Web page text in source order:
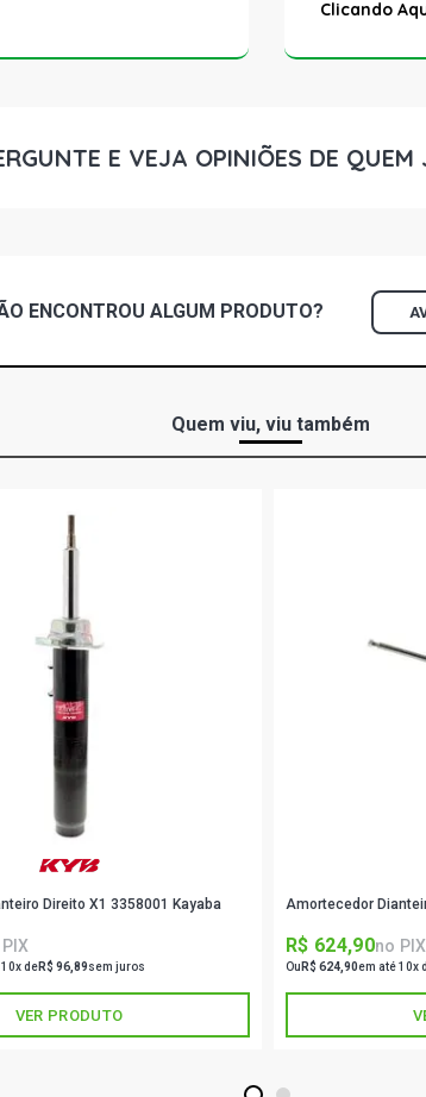
Clicando
E VEJA OPINIÕES DE QUEM
ENCONTROU ALGUM PRODUTO?
Quem viu, viu também
Direito X1 3358001 Kayaba
deR$ 96,89sem juros
VER PRODUTO
Amortecedor
R$ 624,90no PIX
Ou R$ 624,90em até 10x